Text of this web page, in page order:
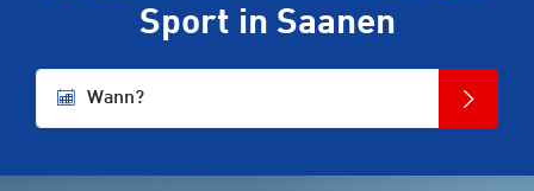
Sport in Saanen
Wann?